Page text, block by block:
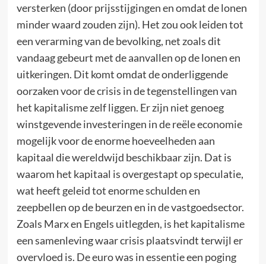
versterken (door prijsstijgingen en omdat de lonen
minder waard zouden zijn). Het zou ook leiden tot
een verarming van de bevolking, net zoals dit
vandaag gebeurt met de aanvallen op de lonen en
uitkeringen. Dit komt omdat de onderliggende
oorzaken voor de crisis in de tegenstellingen van
het kapitalisme zelf liggen. Er zijn niet genoeg
winstgevende investeringen in de reële economie
mogelijk voor de enorme hoeveelheden aan
kapitaal die wereldwijd beschikbaar zijn. Dat is
waarom het kapitaal is overgestapt op speculatie,
wat heeft geleid tot enorme schulden en
zeepbellen op de beurzen en in de vastgoedsector.
Zoals Marx en Engels uitlegden, is het kapitalisme
een samenleving waar crisis plaatsvindt terwijl er
overvloed is. De euro was in essentie een poging